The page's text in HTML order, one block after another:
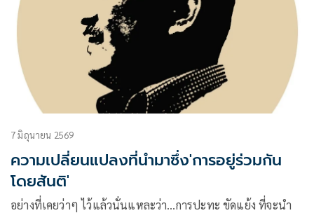
7 มิถุนายน 2569
ความเปลี่ยนแปลงที่นำมาซึ่ง'การอยู่ร่วมกัน
โดยสันติ'
อย่างที่เคยว่าๆ ไว้แล้วนั่นแหละว่า…การปะทะ ขัดแย้ง ที่จะนำ